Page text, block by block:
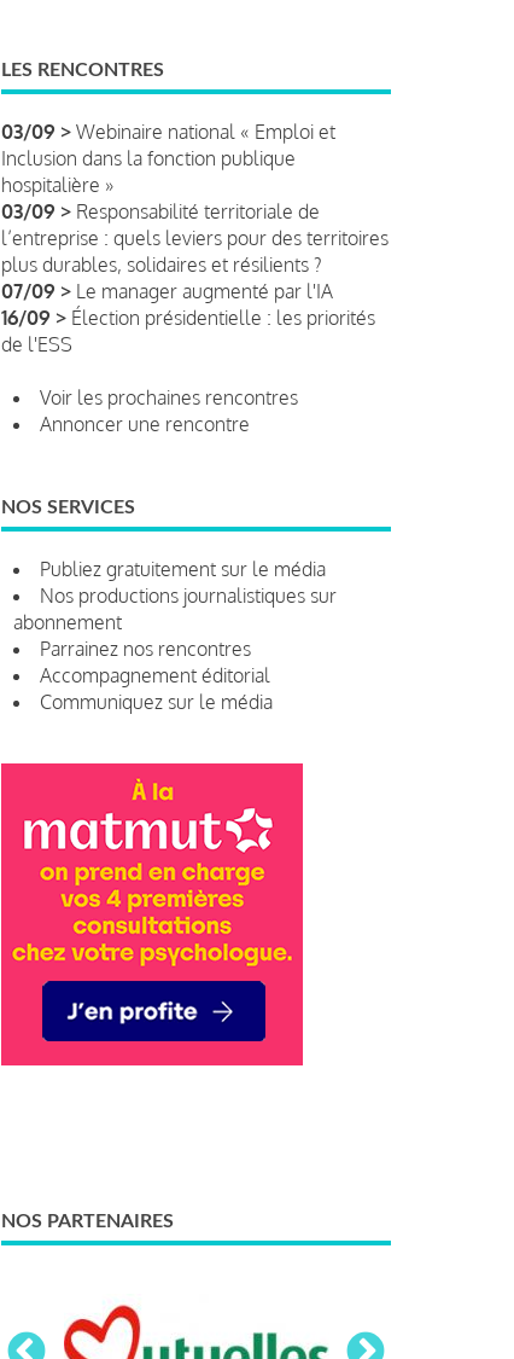
LES RENCONTRES
03/09 > Webinaire national « Emploi et
Inclusion dans la fonction publique
hospitalière »
03/09 > Responsabilité territoriale de
l’entreprise : quels leviers pour des territoires
plus durables, solidaires et résilients ?
07/09 > Le manager augmenté par l'IA
16/09 > Élection présidentielle : les priorités
de l'ESS
Voir les prochaines rencontres
Annoncer une rencontre
NOS SERVICES
Publiez gratuitement sur le média
Nos productions journalistiques sur
abonnement
Parrainez nos rencontres
Accompagnement éditorial
Communiquez sur le média
NOS PARTENAIRES